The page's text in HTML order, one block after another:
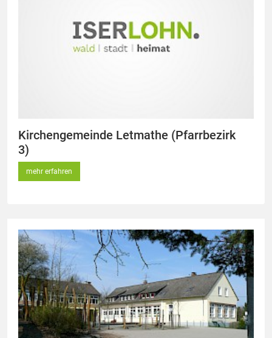
Kirchengemeinde Letmathe (Pfarrbezirk
3)
mehr erfahren